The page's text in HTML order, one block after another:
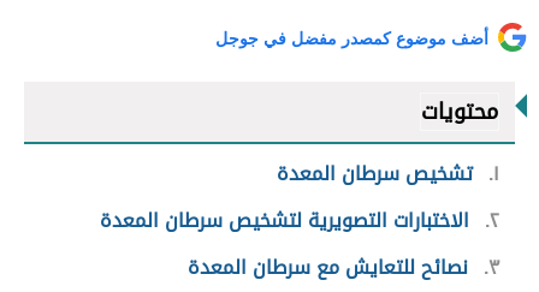
أضف موضوع كمصدر مفضل في جوجل
محتويات
١ تشخيص سرطان المعدة
٢ الاختبارات التصويرية لتشخيص سرطان المعدة
٣ نصائح للتعايش مع سرطان المعدة